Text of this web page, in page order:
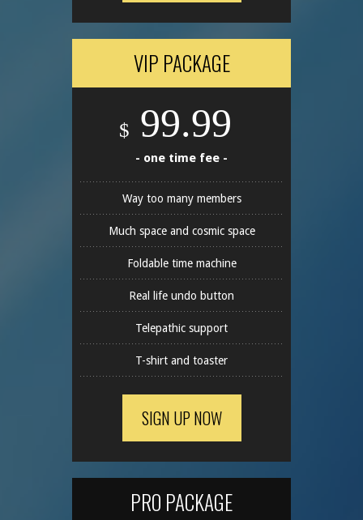
VIP PACKAGE
$ 99.99
- one time fee -
Way too many members
Much space and cosmic space
Foldable time machine
Real life undo button
Telepathic support
T-shirt and toaster
SIGN UP NOW
PRO PACKAGE